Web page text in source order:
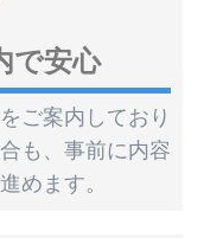
で安心
ご案内しており
も、事前に内容
めます。